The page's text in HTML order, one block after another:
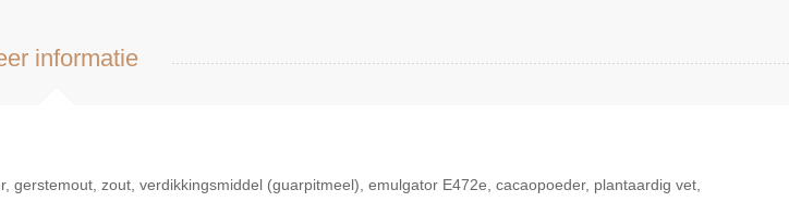
informatie
zout, verdikkingsmiddel (guarpitmeel), emulgator E472e, cacaopoeder, plantaardig vet,